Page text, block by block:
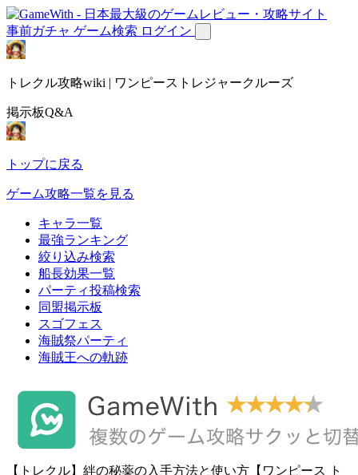
事前ガチャ ゲーム検索 ログイン
トレクル攻略wiki | ワンピーストレジャークルーズ
掲示板Q&A
トップに戻る
ゲーム攻略一覧を見る
キャラ一覧
最強ランキング
絞り込み検索
船長効果一覧
パーティ投稿検索
同盟掲示板
スゴフェス
海賊祭パーティ
海賊王への軌跡
【トレクル】絆の秘薬の入手方法と使い方【ワンピース ト